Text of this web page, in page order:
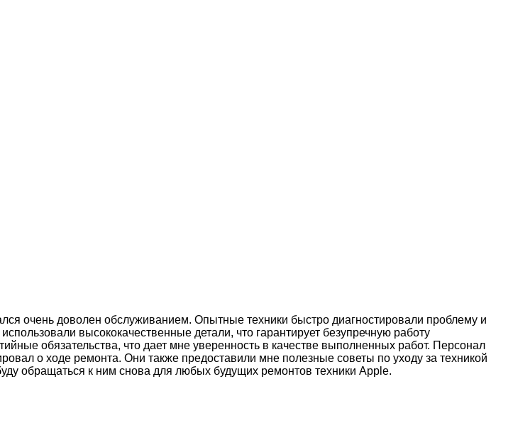
очень доволен обслуживанием. Опытные техники быстро диагностировали проблему и
высококачественные детали, что гарантирует безупречную работу
обязательства, что дает мне уверенность в качестве выполненных работ. Персонал
о ходе ремонта. Они также предоставили мне полезные советы по уходу за техникой
обращаться к ним снова для любых будущих ремонтов техники Apple.